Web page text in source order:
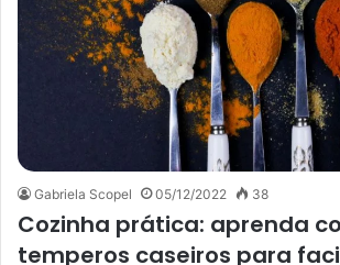
Gabriela Scopel 05/12/2022 38
Cozinha prática: aprenda
temperos caseiros para